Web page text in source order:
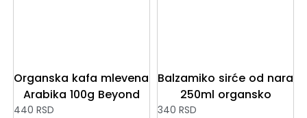
Organska kafa mlevena
Arabika 100g Beyond
440 RSD
Balzamiko sirće od nara
250ml organsko
340 RSD